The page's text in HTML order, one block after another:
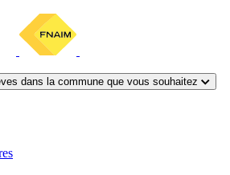
dans la commune que vous souhaitez